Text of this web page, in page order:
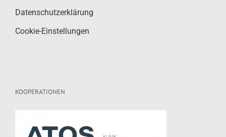
Datenschutzerklärung
Cookie-Einstellungen
KOOPERATIONEN